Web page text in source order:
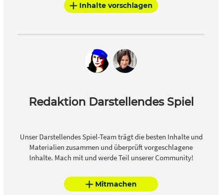
Inhalte vorschlagen
Redaktion Darstellendes Spiel
Unser Darstellendes Spiel-Team trägt die besten Inhalte und
Materialien zusammen und überprüft vorgeschlagene
Inhalte. Mach mit und werde Teil unserer Community!
Mitmachen